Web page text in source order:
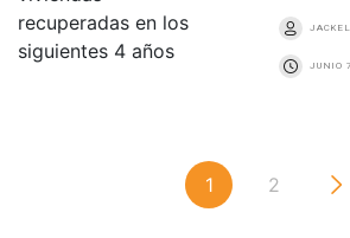
JUNIO
1 2